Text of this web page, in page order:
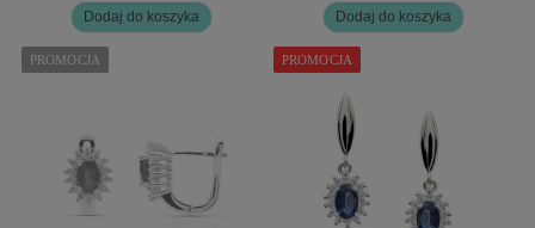
Dodaj do koszyka Dodaj do koszyka
PROMOCJA PROMOCJA